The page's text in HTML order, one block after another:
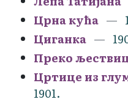
Црна кућа
Циганка
Преко
Цртице из
1901.